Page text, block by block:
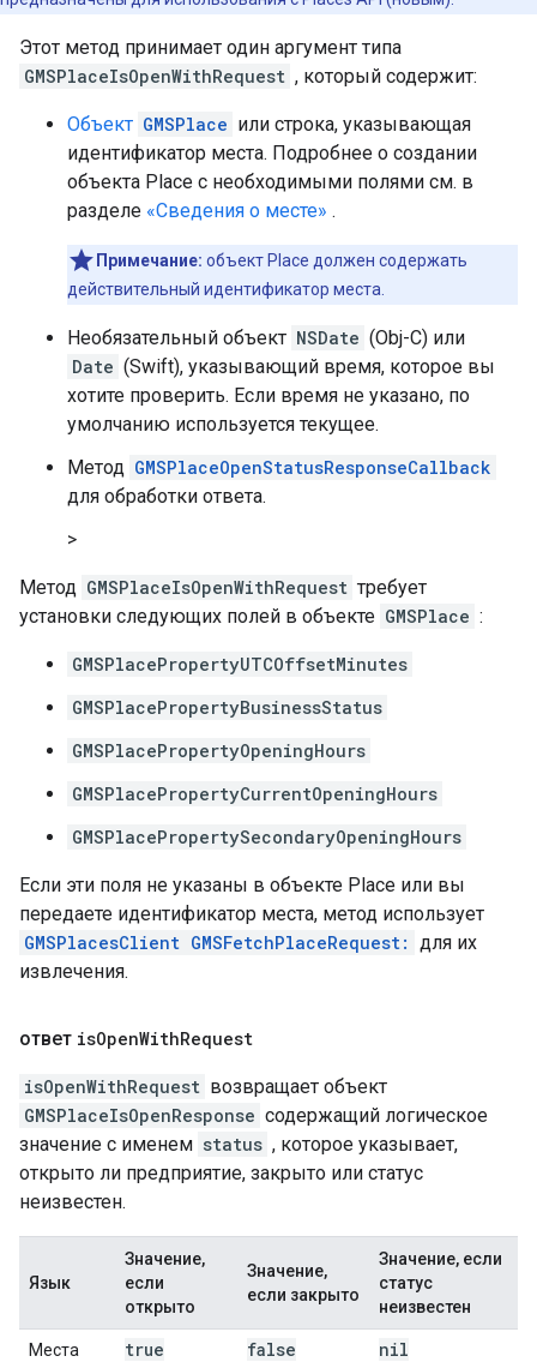
Этот метод принимает один аргумент типа
GMSPlaceIsOpenWithRequest , который содержит:
Объект GMSPlace или строка, указывающая
идентификатор места. Подробнее о создании
объекта Place с необходимыми полями см. в
разделе «Сведения о месте» .
Примечание: объект Place должен содержать
действительный идентификатор места.
Необязательный объект NSDate (Obj-C) или
Date (Swift), указывающий время, которое вы
хотите проверить. Если время не указано, по
умолчанию используется текущее.
Метод GMSPlaceOpenStatusResponseCallback
для обработки ответа.
>
Метод GMSPlaceIsOpenWithRequest требует
установки следующих полей в объекте GMSPlace :
GMSPlacePropertyUTCOffsetMinutes
GMSPlacePropertyBusinessStatus
GMSPlacePropertyOpeningHours
GMSPlacePropertyCurrentOpeningHours
GMSPlacePropertySecondaryOpeningHours
Если эти поля не указаны в объекте Place или вы
передаете идентификатор места, метод использует
GMSPlacesClient GMSFetchPlaceRequest: для их
извлечения.
ответ isOpenWithRequest
isOpenWithRequest возвращает объект
GMSPlaceIsOpenResponse содержащий логическое
значение с именем status , которое указывает,
открыто ли предприятие, закрыто или статус
неизвестен.
Язык
Значение,
если
открыто
Значение,
если закрыто
Значение, если
статус
неизвестен
Места
true false nil